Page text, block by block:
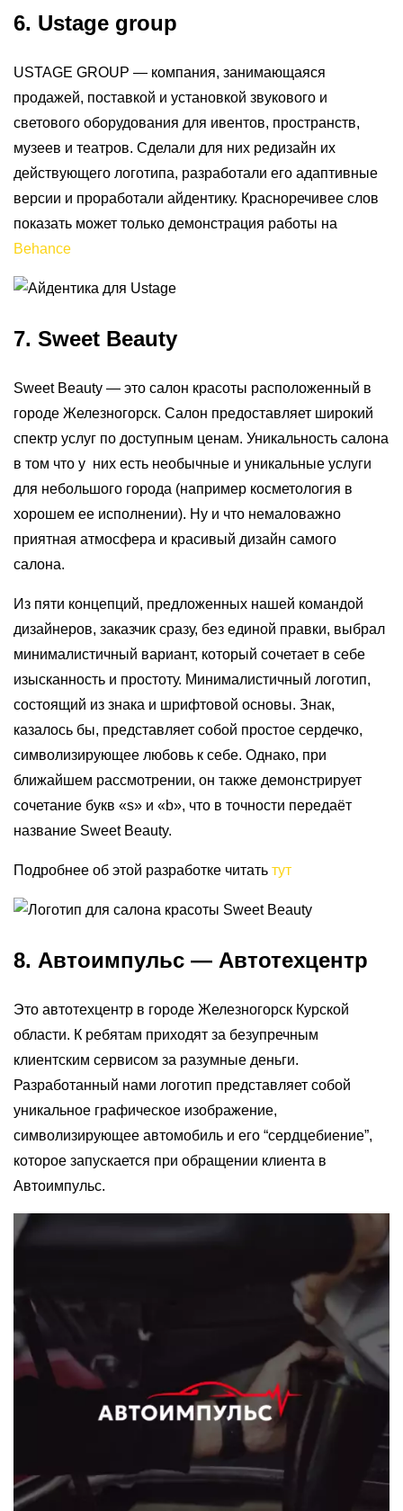
6. Ustage group
USTAGE GROUP — компания, занимающаяся
продажей, поставкой и установкой звукового и
светового оборудования для ивентов, пространств,
музеев и театров. Сделали для них редизайн их
действующего логотипа, разработали его адаптивные
версии и проработали айдентику. Красноречивее слов
показать может только демонстрация работы на
Behance
7. Sweet Beauty
Sweet Beauty — это салон красоты расположенный в
городе Железногорск. Салон предоставляет широкий
спектр услуг по доступным ценам. Уникальность салона
в том что у них есть необычные и уникальные услуги
для небольшого города (например косметология в
хорошем ее исполнении). Ну и что немаловажно
приятная атмосфера и красивый дизайн самого
салона.
Из пяти концепций, предложенных нашей командой
дизайнеров, заказчик сразу, без единой правки, выбрал
минималистичный вариант, который сочетает в себе
изысканность и простоту. Минималистичный логотип,
состоящий из знака и шрифтовой основы. Знак,
казалось бы, представляет собой простое сердечко,
символизирующее любовь к себе. Однако, при
ближайшем рассмотрении, он также демонстрирует
сочетание букв «s» и «b», что в точности передаёт
название Sweet Beauty.
Подробнее об этой разработке читать тут
8. Автоимпульс — Автотехцентр
Это автотехцентр в городе Железногорск Курской
области. К ребятам приходят за безупречным
клиентским сервисом за разумные деньги.
Разработанный нами логотип представляет собой
уникальное графическое изображение,
символизирующее автомобиль и его “сердцебиение”,
которое запускается при обращении клиента в
Автоимпульс.